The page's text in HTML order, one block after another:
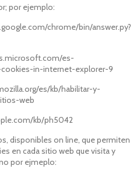
por ejemplo:
chrome/bin/answer.py?
es-
in-internet-explorer-9
es/kb/habilitar-y-
web
kb/ph5042
disponibles on line, que permiten
en cada sitio web que visita y
por ejmeplo: